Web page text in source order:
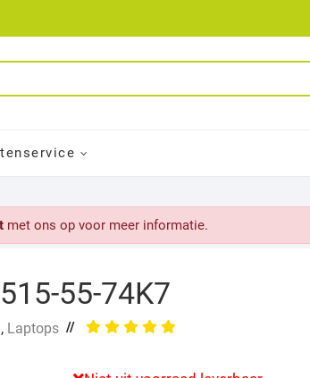
met ons op voor meer informatie.
55-74K7
, Laptops//